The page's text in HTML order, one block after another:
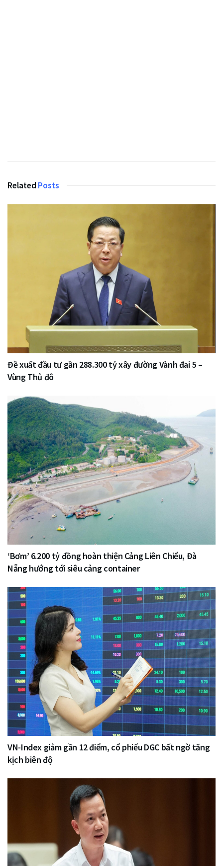
Related Posts
Đề xuất đầu tư gần 288.300 tỷ xây đường Vành đai 5 –
Vùng Thủ đô
‘Bơm’ 6.200 tỷ đồng hoàn thiện Cảng Liên Chiểu, Đà
Nẵng hướng tới siêu cảng container
VN-Index giảm gần 12 điểm, cổ phiếu DGC bất ngờ tăng
kịch biên độ